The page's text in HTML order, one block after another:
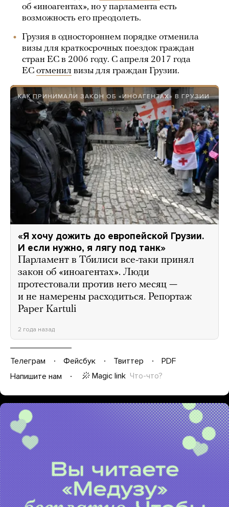
об «иноагентах», но у парламента есть
возможность его преодолеть.
Грузия в одностороннем порядке отменила
визы для краткосрочных поездок граждан
стран ЕС в 2006 году. С апреля 2017 года
ЕС отменил визы для граждан Грузии.
КАК ПРИНИМАЛИ ЗАКОН ОБ «ИНОАГЕНТАХ» В ГРУЗИИ
«Я хочу дожить до европейской Грузии.
И если нужно, я лягу под танк»
Парламент в Тбилиси все-таки принял
закон об «иноагентах». Люди
протестовали против него месяц —
и не намерены расходиться. Репортаж
Paper Kartuli
2 года назад
Телеграм Фейсбук Твиттер
PDF
Напишите нам
Magic link Что-что?